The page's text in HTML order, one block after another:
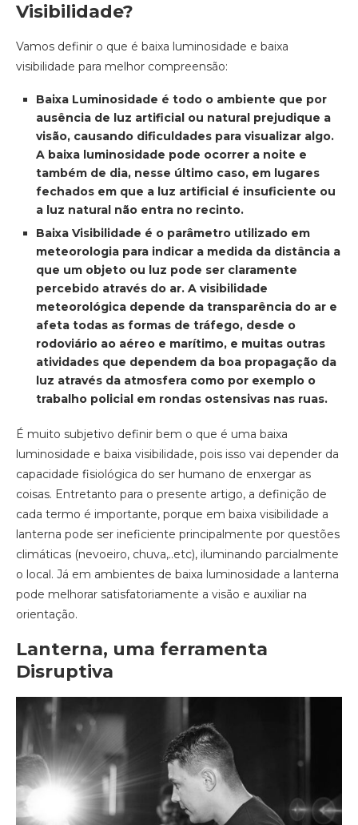
Visibilidade?
Vamos definir o que é baixa luminosidade e baixa
visibilidade para melhor compreensão:
Baixa Luminosidade é todo o ambiente que por
ausência de luz artificial ou natural prejudique a
visão, causando dificuldades para visualizar algo.
A baixa luminosidade pode ocorrer a noite e
também de dia, nesse último caso, em lugares
fechados em que a luz artificial é insuficiente ou
a luz natural não entra no recinto.
Baixa Visibilidade é o parâmetro utilizado em
meteorologia para indicar a medida da distância a
que um objeto ou luz pode ser claramente
percebido através do ar. A visibilidade
meteorológica depende da transparência do ar e
afeta todas as formas de tráfego, desde o
rodoviário ao aéreo e marítimo, e muitas outras
atividades que dependem da boa propagação da
luz através da atmosfera como por exemplo o
trabalho policial em rondas ostensivas nas ruas.
É muito subjetivo definir bem o que é uma baixa
luminosidade e baixa visibilidade, pois isso vai depender da
capacidade fisiológica do ser humano de enxergar as
coisas. Entretanto para o presente artigo, a definição de
cada termo é importante, porque em baixa visibilidade a
lanterna pode ser ineficiente principalmente por questões
climáticas (nevoeiro, chuva,..etc), iluminando parcialmente
o local. Já em ambientes de baixa luminosidade a lanterna
pode melhorar satisfatoriamente a visão e auxiliar na
orientação.
Lanterna, uma ferramenta
Disruptiva